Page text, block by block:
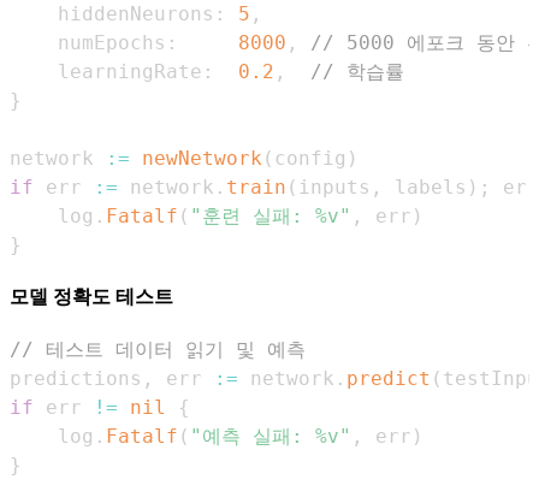
    hiddenNeurons
: 5 ,
    numEpochs
: 8000 ,
// 5000 에포크 동안
    learningRate
: 0.2 ,
// 학습률
}
network := newNetwork ( config )
if err := network . train ( inputs , labels ) ;
    log
. Fatalf ( "훈련 실패: %v" , err )
}
모델 정확도 테스트
// 테스트 데이터 읽기 및 예측
predictions , err := network . predict (
if err != nil
{
    log
. Fatalf ( "예측 실패: %v" , err )
}